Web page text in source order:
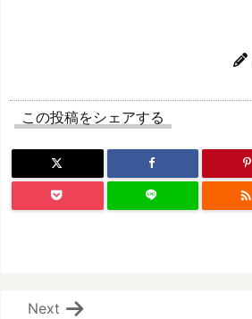
この投稿をシェアする

Next